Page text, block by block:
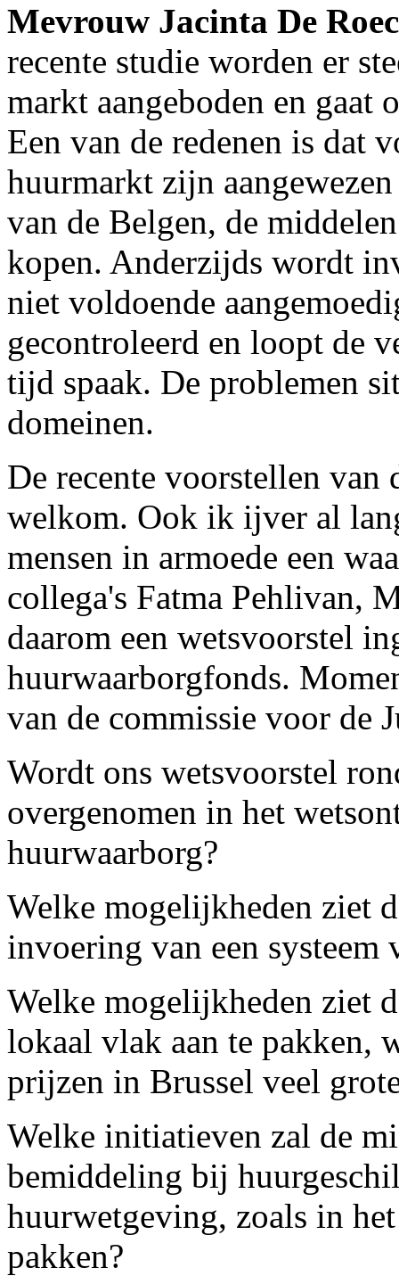
Mevrouw Jacinta De
recente studie worden er
markt aangeboden en
Een van de redenen is dat
huurmarkt zijn
van de Belgen, de
kopen. Anderzijds wordt
niet voldoende
gecontroleerd en loopt de
tijd spaak. De problemen
domeinen.
De recente voorstellen
welkom. Ook ik ijver al
mensen in armoede een
collega's Fatma Pehlivan,
daarom een wetsvoorstel
huurwaarborgfonds.
van de commissie voor de
Wordt ons wetsvoorstel
overgenomen in het
huurwaarborg?
Welke mogelijkheden ziet
invoering van een systeem
Welke mogelijkheden ziet
lokaal vlak aan te pakken,
prijzen in Brussel veel
Welke initiatieven zal de
bemiddeling bij
huurwetgeving, zoals in
pakken?